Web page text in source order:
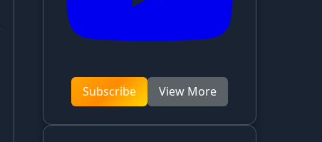
Subscribe View More